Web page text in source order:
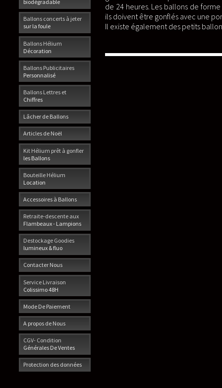
biodégradable
Ballons concerts à jeter
sur la foule
Ballons Hélium
Décoration
Ballons Publicitaires
Personnalisé
Ballons Lettres et
Chiffres
Lâcher de Ballons
Articles de Noël
Kit Hélium prêt à gonfler
les Ballons
Bouteille Hélium
Location
Accessoires à Ballons
Retraite-descente aux
Flambeaux - Lampions
Destockage Goodies
lumineux & fluo
Contacter Nous
Service Livraison
Colissimo 48H
Mode De Paiement
A propos de Nous
CGV- Condition
Générales De Ventes
Protection des données
de 24 heures. Les ballons de forme
ils doivent être gonflés avec une
Il existe également des petits